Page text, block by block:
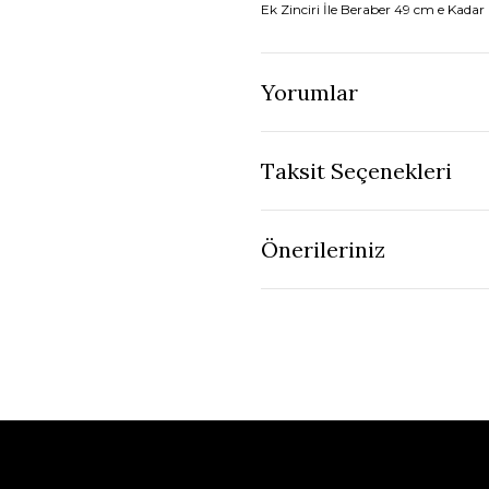
Ek Zinciri İle Beraber 49 cm e Kadar
Yorumlar
Taksit Seçenekleri
Önerileriniz